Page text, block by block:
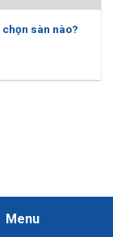
sàn nào?
Menu